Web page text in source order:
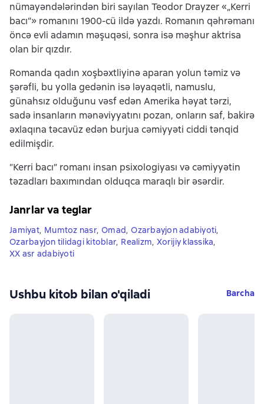
nümayəndələrindən biri sayılan Teodor Drayzer «„Kerri
bacı“» romanını 1900-cü ildə yazdı. Romanın qəhrəmanı
öncə evli adamın məşuqəsi, sonra isə məşhur aktrisa
olan bir qızdır.
Romanda qadın xoşbəxtliyinə aparan yolun təmiz və
şərəfli, bu yolla gedənin isə ləyaqətli, namuslu,
günahsız olduğunu vəsf edən Amerika həyat tərzi,
sadə insanların mənəviyyatını pozan, onların saf, bakirə
əxlaqına təcavüz edən burjua cəmiyyəti ciddi tənqid
edilmişdir.
“Kerri bacı” romanı insan psixologiyası və cəmiyyətin
təzadları baxımından olduqca maraqlı bir əsərdir.
Janrlar va teglar
Jamiyat, Mumtoz nasr, Omad, Ozarbayjon adabiyoti,
Ozarbayjon tilidagi kitoblar, Realizm, Xorijiy klassika,
XX asr adabiyoti
Ushbu kitob bilan o'qiladi Barcha